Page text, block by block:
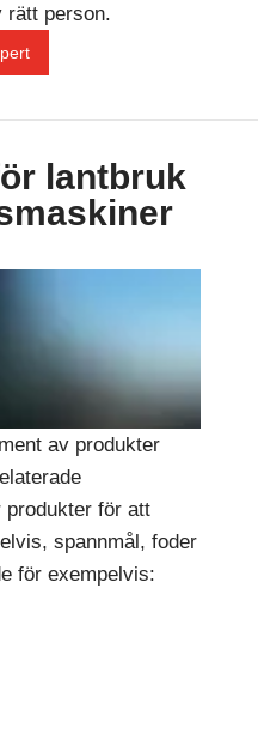
rätt person.
lantbruk
av produkter
produkter för att
spannmål, foder
för exempelvis: